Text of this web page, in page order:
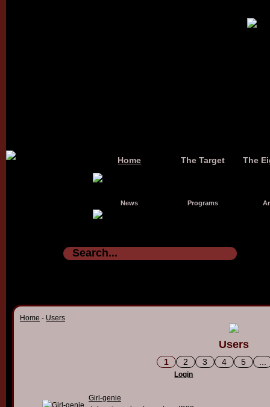
Home The Target The
News Programs
Home - Users
Users
1 2 3 4 5
Login
Girl-genie